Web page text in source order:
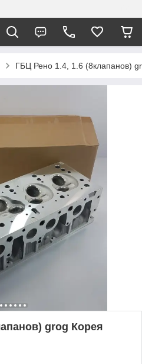
ГБЦ Рено 1.4, 1.6 (8клапанов)
grog Корея